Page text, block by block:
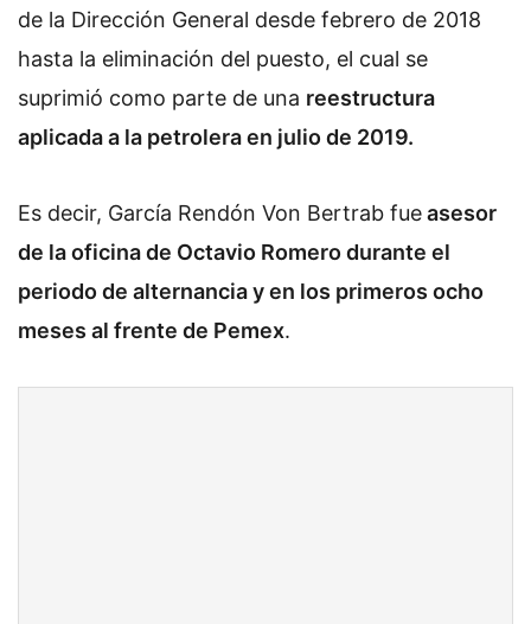
de la Dirección General desde febrero de 2018
hasta la eliminación del puesto, el cual se
suprimió como parte de una reestructura
aplicada a la petrolera en julio de 2019.
Es decir, García Rendón Von Bertrab fueasesor
de la oficina de Octavio Romero durante el
periodo de alternancia y en los primeros ocho
meses al frente de Pemex.